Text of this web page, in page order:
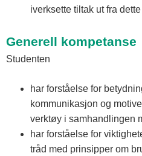
iverksette tiltak ut fra dette
Generell kompetanse
Studenten
har forståelse for
kommunikasjon og
verktøy i samhandlingen
har forståelse for
tråd med prinsipper om